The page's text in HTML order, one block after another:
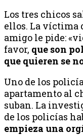
Los tres chicos
ellos. La víctima
amigo le pide:
favor, que son
que quieren se
Uno de los
apartamento al
suban. La
de los policías
empieza una